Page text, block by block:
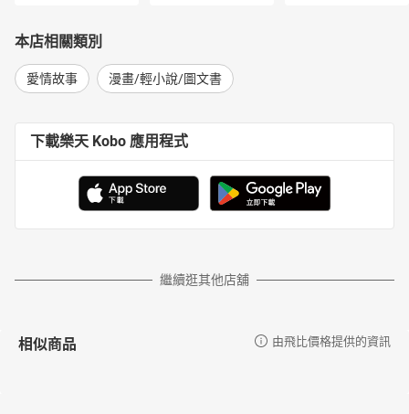
本店相關類別
愛情故事 漫畫/輕小說/圖文書
下載樂天 Kobo 應用程式
繼續逛其他店舖
相似商品 由飛比價格提供的資訊